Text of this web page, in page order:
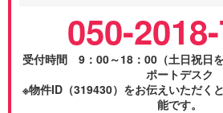
050-
受付時間 9：00～18：00（土日祝日
ポートデスク
※物件ID（319430）をお伝えいただく
能です。